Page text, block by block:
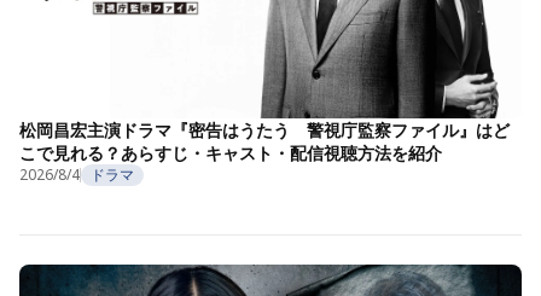
松岡昌宏主演ドラマ『密告はうたう 警視庁監察ファイル』はど
こで見れる？あらすじ・キャスト・配信視聴方法を紹介
2026/8/4 ドラマ